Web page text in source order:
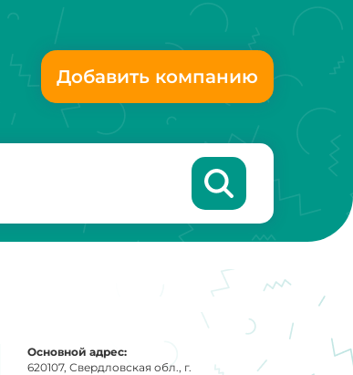
Добавить компанию
Основной адрес:
620107, Свердловская обл., г.